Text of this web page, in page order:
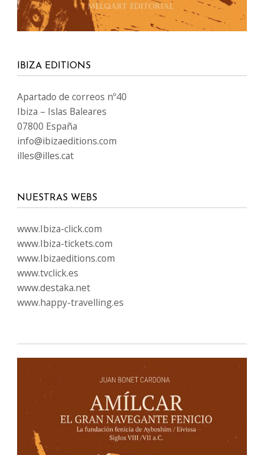
IBIZA EDITIONS
Apartado de correos nº40
Ibiza – Islas Baleares
07800 España
info@ibizaeditions.com
illes@illes.cat
NUESTRAS WEBS
www.Ibiza-click.com
www.Ibiza-tickets.com
www.Ibizaeditions.com
www.tvclick.es
www.destaka.net
www.happy-travelling.es